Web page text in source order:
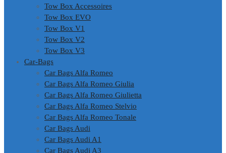
Tow Box Accessoires
Tow Box EVO
Tow Box V1
Tow Box V2
Tow Box V3
Car-Bags
Car Bags Alfa Romeo
Car Bags Alfa Romeo Giulia
Car Bags Alfa Romeo Giulietta
Car Bags Alfa Romeo Stelvio
Car Bags Alfa Romeo Tonale
Car Bags Audi
Car Bags Audi A1
Car Bags Audi A3